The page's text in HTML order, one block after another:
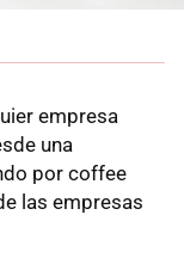
empresa
una
por coffee
las empresas